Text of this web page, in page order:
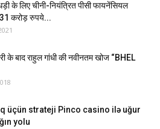
के लिए चीनी-नियंत्रित पीसी फायनेंसियल
करोड़ रुपये...
के बाद राहुल गांधी की नवीनतम खोज “BHEL
üçün strateji Pinco casino ilə uğur
yolu